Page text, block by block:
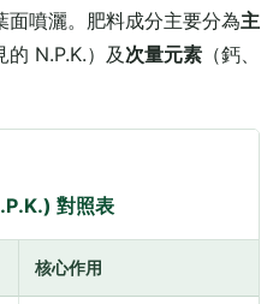
面噴灑。肥料成分主要分為主
的 N.P.K.）及 次量元素 （鈣、
對照表
核心作用